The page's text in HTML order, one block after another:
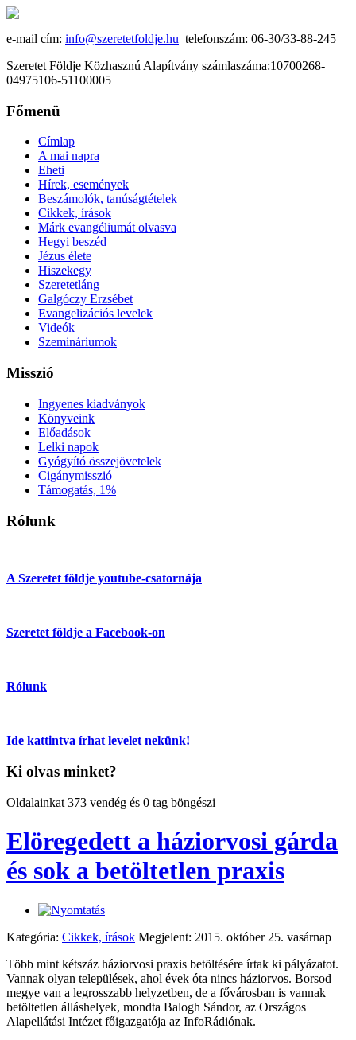
e-mail cím: info@szeretetfoldje.hu telefonszám: 06-30/33-88-245
Szeretet Földje Közhasznú Alapítvány számlaszáma:10700268-
04975106-51100005
Főmenü
Címlap
A mai napra
Eheti
Hírek, események
Beszámolók, tanúságtételek
Cikkek, írások
Márk evangéliumát olvasva
Hegyi beszéd
Jézus élete
Hiszekegy
Szeretetláng
Galgóczy Erzsébet
Evangelizációs levelek
Videók
Szemináriumok
Misszió
Ingyenes kiadványok
Könyveink
Előadások
Lelki napok
Gyógyító összejövetelek
Cigánymisszió
Támogatás, 1%
Rólunk
A Szeretet földje youtube-csatornája
Szeretet földje a Facebook-on
Rólunk
Ide kattintva írhat levelet nekünk!
Ki olvas minket?
Oldalainkat 373 vendég és 0 tag böngészi
Elöregedett a háziorvosi gárda
és sok a betöltetlen praxis
Kategória: Cikkek, írások Megjelent: 2015. október 25. vasárnap
Több mint kétszáz háziorvosi praxis betöltésére írtak ki pályázatot.
Vannak olyan települések, ahol évek óta nincs háziorvos. Borsod
megye van a legrosszabb helyzetben, de a fővárosban is vannak
betöltetlen álláshelyek, mondta Balogh Sándor, az Országos
Alapellátási Intézet főigazgatója az InfoRádiónak.